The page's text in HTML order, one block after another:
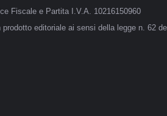
Fiscale e Partita I.V.A. 10216150960
editoriale ai sensi della legge n. 62